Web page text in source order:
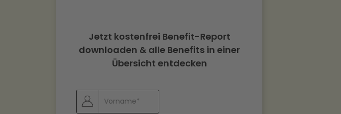
Jetzt kostenfrei Benefit-Report
downloaden & alle Benefits in einer
Übersicht entdecken